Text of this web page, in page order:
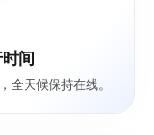
间
全天候保持在线。